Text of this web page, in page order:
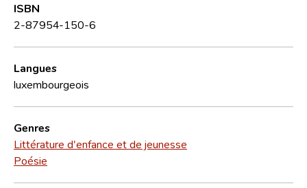
ISBN
2-87954-150-6
Langues
luxembourgeois
Genres
Littérature d'enfance et de jeunesse
Poésie